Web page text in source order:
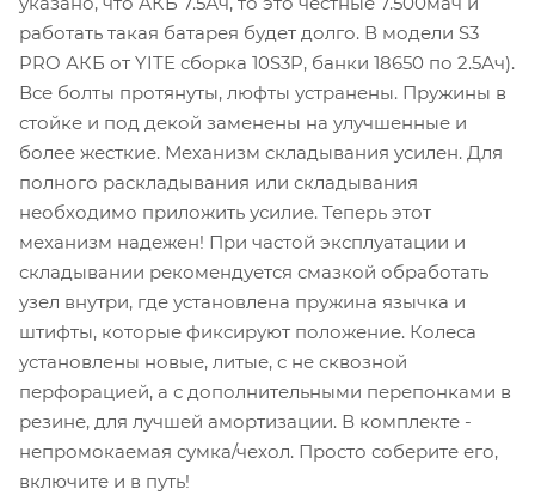
работать такая батарея будет долго. В модели S3
PRO АКБ от YITE сборка 10S3P, банки 18650 по 2.5Ач).
Все болты протянуты, люфты устранены. Пружины в
стойке и под декой заменены на улучшенные и
более жесткие. Механизм складывания усилен. Для
полного раскладывания или складывания
необходимо приложить усилие. Теперь этот
механизм надежен! При частой эксплуатации и
складывании рекомендуется смазкой обработать
узел внутри, где установлена пружина язычка и
штифты, которые фиксируют положение. Колеса
установлены новые, литые, с не сквозной
перфорацией, а с дополнительными перепонками в
резине, для лучшей амортизации. В комплекте -
непромокаемая сумка/чехол. Просто соберите его,
включите и в путь!